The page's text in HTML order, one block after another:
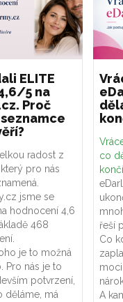
ELITE
5 na
Proč
radost z
pro nás
jsme se
hodnocení 4,6
468
je to možná
Pro nás je to
potvrzení,
děláme, má
co
řeší
Co
A